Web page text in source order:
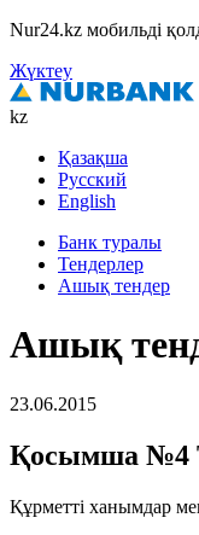
Nur24.kz мобильді
Жүктеу
kz
Қазақша
Русский
English
Банк туралы
Тендерлер
Ашық тендер
Ашық
23.06.2015
Қосымша №4
Құрметті ханымдар